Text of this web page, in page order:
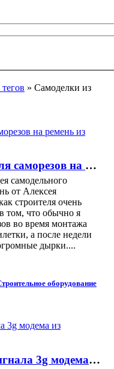
» Самоделки из
Самодельный контейнер для саморезов на ремень из кружки
самодельного
от Алексея
строителя очень
том, что обычно я
во время монтажа
а после недели
дырки....
оборудование
Самодельный усилитель сигнала 3g модема из сковородки